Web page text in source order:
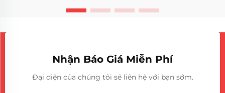
Nhận Báo Giá Miễn Phí
Đại diện của chúng tôi sẽ liên hệ với bạn sớm.